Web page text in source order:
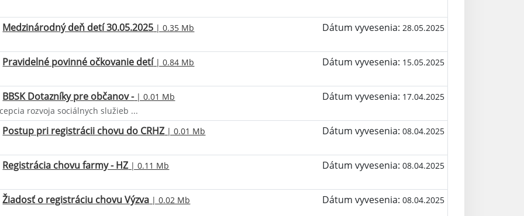
Medzinárodný deň detí 30.05.2025 | 0.35 Mb Dátum vyvesenia: 28.05.2025
Pravidelné povinné očkovanie detí| 0.84 Mb Dátum vyvesenia: 15.05.2025
BBSK Dotazníky pre občanov -| 0.01 Mb Dátum vyvesenia: 17.04.2025
rozvoja sociálnych služieb ...
Postup pri registrácii chovu do CRHZ| 0.01 Mb Dátum vyvesenia: 08.04.2025
Registrácia chovu farmy - HZ| 0.11 Mb Dátum vyvesenia: 08.04.2025
Žiadosť o registráciu chovu Výzva | 0.02 Mb Dátum vyvesenia: 08.04.2025